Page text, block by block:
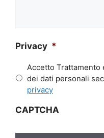
Privacy *
Accetto Trattamento
dei dati personali
privacy
CAPTCHA